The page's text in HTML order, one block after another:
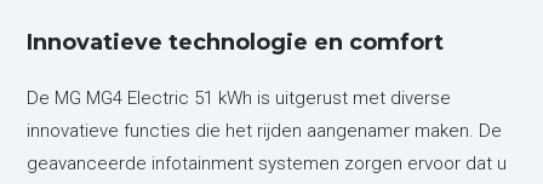
Innovatieve technologie en comfort
De MG MG4 Electric 51 kWh is uitgerust met diverse
innovatieve functies die het rijden aangenamer maken. De
geavanceerde infotainment systemen zorgen ervoor dat u